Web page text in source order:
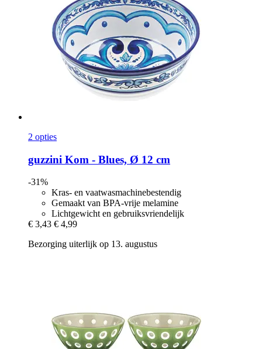
2 opties
guzzini Kom -​ Blues, Ø 12 cm
-31%
Kras- en vaatwasmachinebestendig
Gemaakt van BPA-vrije melamine
Lichtgewicht en gebruiksvriendelijk
€ 3,43 € 4,99
Bezorging uiterlijk op 13. augustus